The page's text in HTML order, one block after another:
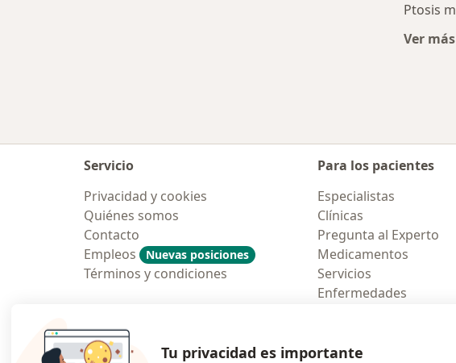
Ptosis
Ver
Servicio
Privacidad y cookies
Quiénes somos
Contacto
Empleos
Nuevas posiciones
Términos y condiciones
Para los pacientes
Especialistas
Clínicas
Pregunta al Experto
Medicamentos
Servicios
Enfermedades
Tu privacidad es importante